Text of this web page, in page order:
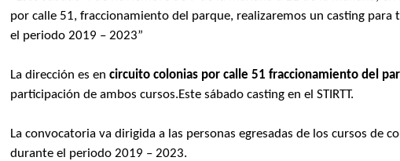
por calle 51, fraccionamiento del parque, realizaremos un casting
el periodo 2019 – 2023”
La dirección es encircuito colonias por calle 51 fraccionamiento del
participación de ambos cursos.Este sábado casting en el STIRTT.
La convocatoria va dirigida a las personas egresadas de los cursos de
durante el periodo 2019 – 2023.